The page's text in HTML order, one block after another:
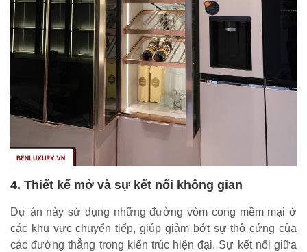
4. Thiết kế mở và sự kết nối không gian
Dự án này sử dụng những đường vòm cong mềm mại ở
các khu vực chuyển tiếp, giúp giảm bớt sự thô cứng của
các đường thẳng trong kiến trúc hiện đại. Sự kết nối giữa